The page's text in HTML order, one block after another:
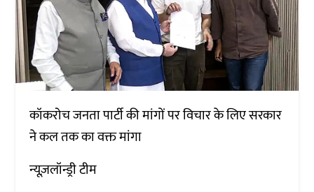
कॉकरोच जनता पार्टी की मांगों पर विचार के लिए सरकार
ने कल तक का वक्त मांगा
न्यूज़लॉन्ड्री टीम